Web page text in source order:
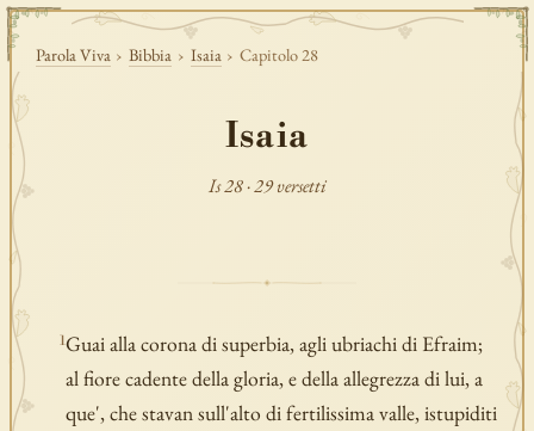
Parola Viva › Bibbia › Isaia › Capitolo 28
Isaia
Is 28 · 29 versetti
1Guai alla corona di superbia, agli ubriachi di Efraim;
al fiore cadente della gloria, e della allegrezza di lui, a
que', che stavan sull'alto di fertilissima valle, istupiditi